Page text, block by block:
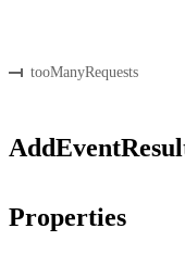
tooManyRequests
Properties